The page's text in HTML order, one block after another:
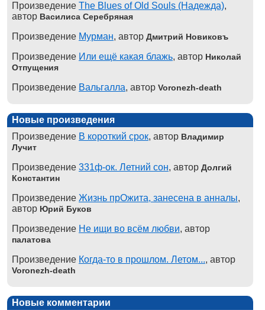
Произведение The Blues of Old Souls (Надежда),
автор Василиса Серебряная
Произведение Мурман, автор Дмитрий Новиковъ
Произведение Или ещё какая блажь, автор Николай
Отпущения
Произведение Вальгалла, автор Voronezh-death
Новые произведения
Произведение В короткий срок, автор Владимир
Лучит
Произведение 331ф-ок. Летний сон, автор Долгий
Константин
Произведение Жизнь прОжита, занесена в анналы,
автор Юрий Буков
Произведение Не ищи во всём любви, автор
палатова
Произведение Когда-то в прошлом. Летом..., автор
Voronezh-death
Новые комментарии